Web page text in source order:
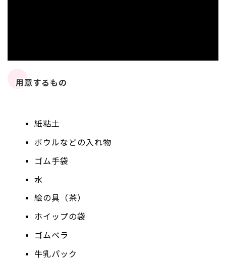
用意するもの
紙粘土
ボウルなどの入れ物
ゴム手袋
水
絵の具（茶）
ホイップの袋
ゴムベラ
牛乳パック